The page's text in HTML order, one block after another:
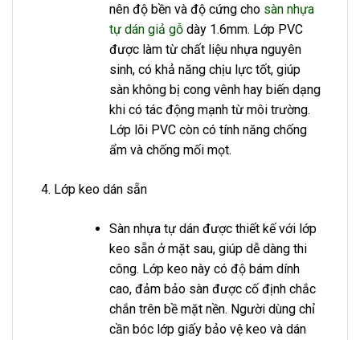
nên độ bền và độ cứng cho sàn nhựa
tự dán giả gỗdày 1.6mm. Lớp PVC
được làm từ chất liệu nhựa nguyên
sinh, có khả năng chịu lực tốt, giúp
sàn không bị cong vênh hay biến dạng
khi có tác động mạnh từ môi trường.
Lớp lõi PVC còn có tính năng chống
ẩm và chống mối mọt.
Lớp keo dán sẵn
Sàn nhựa tự dán được thiết kế với lớp
keo sẵn ở mặt sau, giúp dễ dàng thi
công. Lớp keo này có độ bám dính
cao, đảm bảo sàn được cố định chắc
chắn trên bề mặt nền. Người dùng chỉ
cần bóc lớp giấy bảo vệ keo và dán